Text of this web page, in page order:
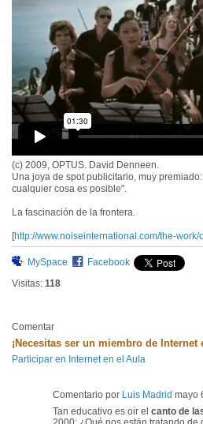
(c) 2009, OPTUS. David Denneen.
Una joya de spot publicitario, muy
cualquier cosa es posible".
La fascinación de la frontera.
[http://www.noiseinternational.com/the-
MySpace
Facebook
Visitas: 118
Comentar
¡Necesitas ser un miembro de
Participar en Internet en el Aula
Comentario por Luis Madrid mayo
Tan educativo es oir el canto de